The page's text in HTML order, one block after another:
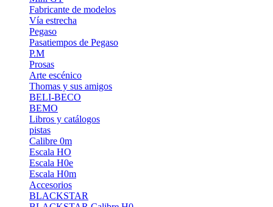
Fabricante de modelos
Vía estrecha
Pegaso
Pasatiempos de Pegaso
P.M
Prosas
Arte escénico
Thomas y sus amigos
BELI-BECO
BEMO
Libros y catálogos
pistas
Calibre 0m
Escala HO
Escala H0e
Escala H0m
Accesorios
BLACKSTAR